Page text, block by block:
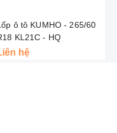
ô tô KUMHO - 265/60
KL21C - HQ
hệ